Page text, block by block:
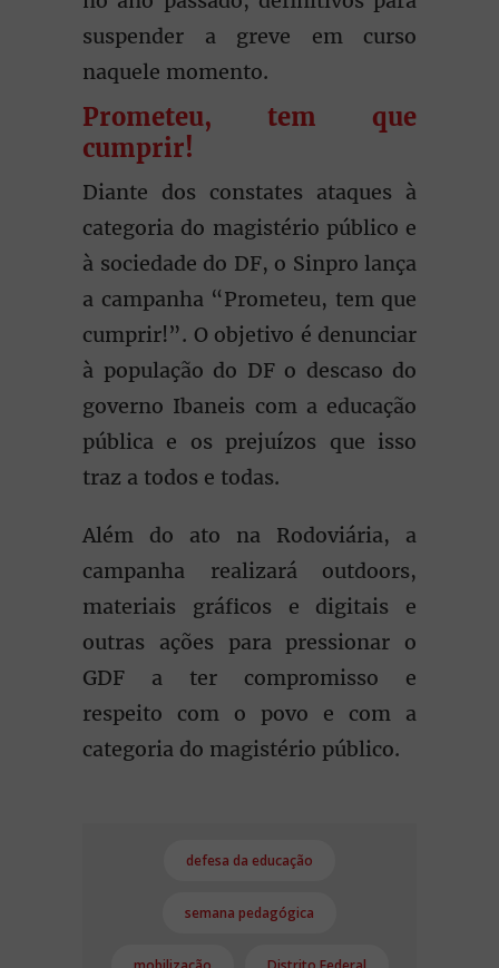
suspender a greve em curso
naquele momento.
Prometeu, tem que
cumprir!
Diante dos constates ataques à
categoria do magistério público e
à sociedade do DF, o Sinpro lança
a campanha “Prometeu, tem que
cumprir!”. O objetivo é denunciar
à população do DF o descaso do
governo Ibaneis com a educação
pública e os prejuízos que isso
traz a todos e todas.
Além do ato na Rodoviária, a
campanha realizará outdoors,
materiais gráficos e digitais e
outras ações para pressionar o
GDF a ter compromisso e
respeito com o povo e com a
categoria do magistério público.
defesa da educação
semana pedagógica